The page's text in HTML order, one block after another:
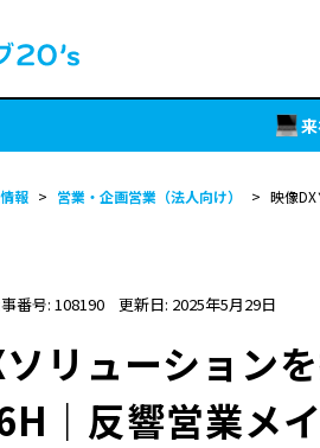
報 > 営業・企画営業（法人向け） > 映像
番号: 108190 更新日: 2025年5月29日
リューション
｜反響営業メ